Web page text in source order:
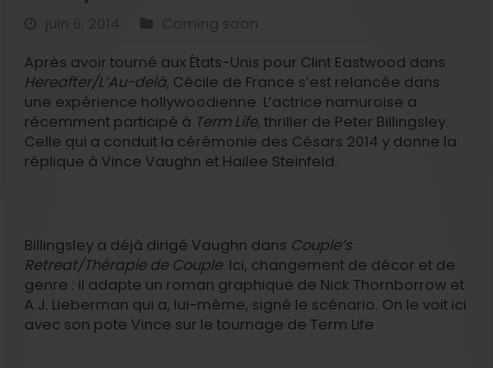
Coming soon
Après avoir tourné aux États-Unis pour Clint Eastwood dans
Hereafter/L’Au-delà, Cécile de France s’est relancée dans
une expérience hollywoodienne. L’actrice namuroise a
récemment participé à Term Life, thriller de Peter Billingsley.
Celle qui a conduit la cérémonie des Césars 2014 y donne la
réplique à Vince Vaughn et Hailee Steinfeld.
Billingsley a déjà dirigé Vaughn dans Couple’s
Retreat/Thérapie de Couple. Ici, changement de décor et de
genre : il adapte un roman graphique de Nick Thornborrow et
A.J. Lieberman qui a, lui-même, signé le scénario. On le voit ici
avec son pote Vince sur le tournage de Term Life